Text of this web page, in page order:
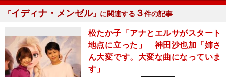
「イディナ・メンゼル」に関連する ３件の記事
松たか子「アナとエルサがスタート
地点に立った」 神田沙也加「姉さ
ん大変です。大変な曲になっていま
す」